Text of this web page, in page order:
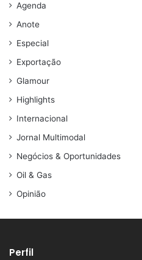
Agenda
Anote
Especial
Exportação
Glamour
Highlights
Internacional
Jornal Multimodal
Negócios & Oportunidades
Oil & Gas
Opinião
Perfil